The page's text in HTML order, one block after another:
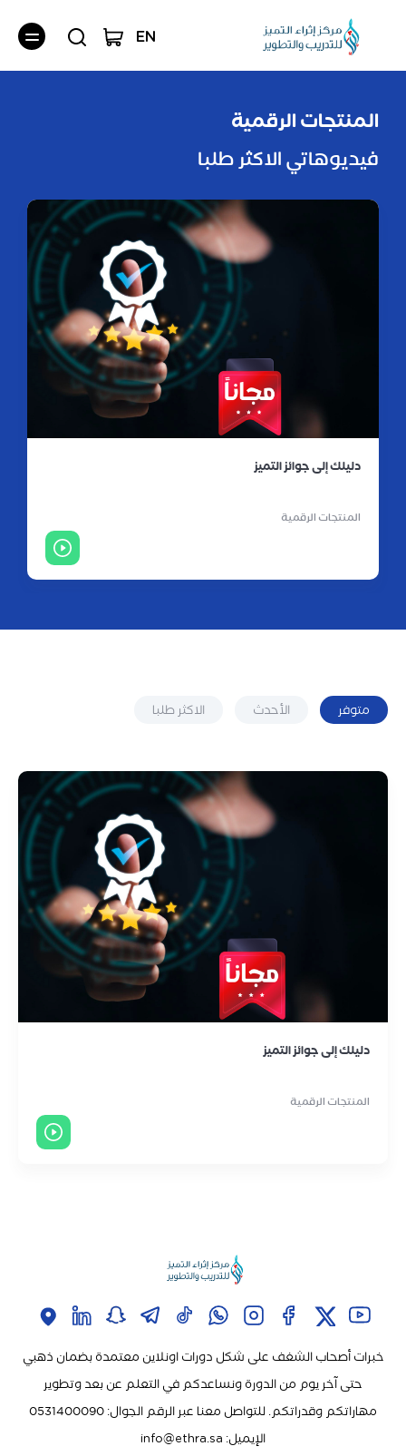
EN
المنتجات الرقمية
فيديوهاتي الاكثر طلبا
دليلك إلى جوائز التميز
المنتجات الرقمية
متوفر الأحدث الاكثر طلبا
دليلك إلى جوائز التميز
المنتجات الرقمية
خبرات أصحاب الشغف على شكل دورات اونلاين معتمدة بضمان ذهبي
حتى آخر يوم من الدورة ونساعدكم في التعلم عن بعد وتطوير
مهاراتكم وقدراتكم. للتواصل معنا عبر الرقم الجوال: 0531400090
الإيميل: info@ethra.sa